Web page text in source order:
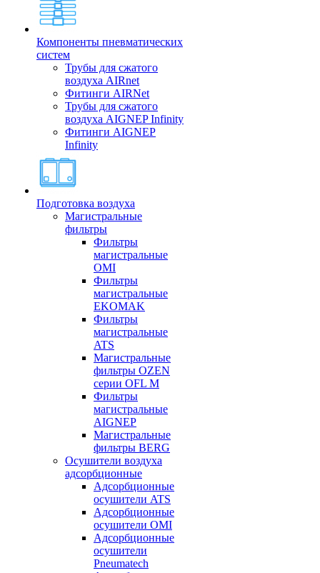
Компоненты пневматических
систем
Трубы для сжатого
воздуха AIRnet
Фитинги AIRNet
Трубы для сжатого
воздуха AIGNEP Infinity
Фитинги AIGNEP
Infinity
Подготовка воздуха
Магистральные
фильтры
Фильтры
магистральные
OMI
Фильтры
магистральные
EKOMAK
Фильтры
магистральные
ATS
Магистральные
фильтры OZEN
серии OFL M
Фильтры
магистральные
AIGNEP
Магистральные
фильтры BERG
Осушители воздуха
адсорбционные
Адсорбционные
осушители ATS
Адсорбционные
осушители OMI
Адсорбционные
осушители
Pneumatech